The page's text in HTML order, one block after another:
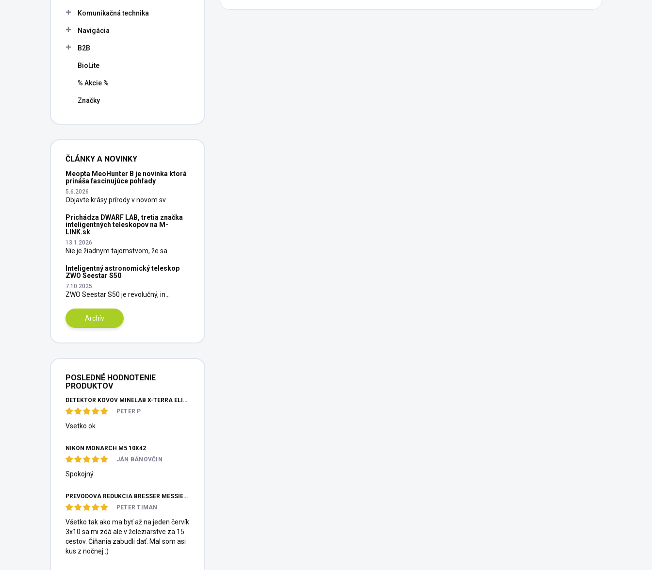
Komunikačná technika
Navigácia
B2B
BioLite
% Akcie %
Značky
ČLÁNKY A NOVINKY
Meopta MeoHunter B je novinka ktorá
prináša fascinujúce pohľady
5.6.2026
Objavte krásy prírody v novom sv...
Prichádza DWARF LAB, tretia značka
inteligentných teleskopov na M-
LINK.sk
13.1.2026
Nie je žiadnym tajomstvom, že sa...
Inteligentný astronomický teleskop
ZWO Seestar S50
7.10.2025
ZWO Seestar S50 je revolučný, in...
Archív
POSLEDNÉ HODNOTENIE
PRODUKTOV
DETEKTOR KOVOV MINELAB X-TERRA ELITE PINPOITER SET
PETER P
Vsetko ok
NIKON MONARCH M5 10X42
JÁN BÁNOVČIN
Spokojný
PREVODOVÁ REDUKCIA BRESSER MESSIER HEXAFOC 1:10
PETER TIMAN
Všetko tak ako ma byť až na jeden červík
3x10 sa mi zdá ale v železiarstve za 15
cestov. Číňania zabudli dať. Mal som asi
kus z nočnej :)